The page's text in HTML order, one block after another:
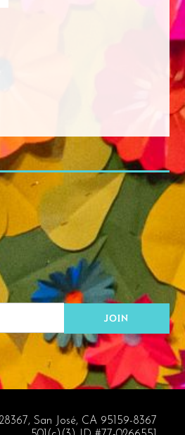
San José, CA 95159-8367